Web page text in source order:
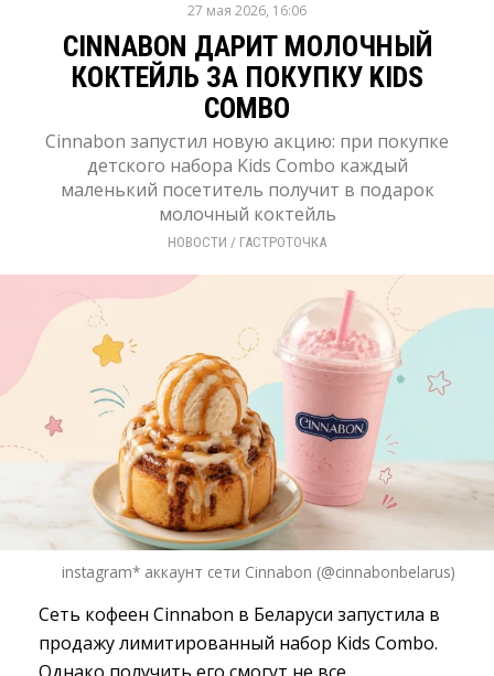
27 мая 2026, 16:06
CINNABON ДАРИТ МОЛОЧНЫЙ
КОКТЕЙЛЬ ЗА ПОКУПКУ KIDS
COMBO
Cinnabon запустил новую акцию: при покупке
детского набора Kids Combo каждый
маленький посетитель получит в подарок
молочный коктейль
НОВОСТИ / ГАСТРОТОЧКА
instagram* аккаунт сети Cinnabon (@cinnabonbelarus)
Сеть кофеен Cinnabon в Беларуси запустила в
продажу лимитированный набор Kids Combo.